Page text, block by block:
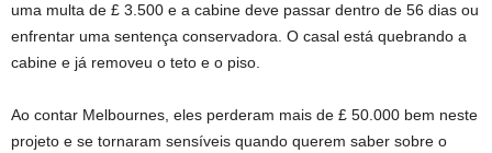
uma multa de £ 3.500 e a cabine deve passar dentro de 56 dias ou
enfrentar uma sentença conservadora. O casal está quebrando a
cabine e já removeu o teto e o piso.
Ao contar Melbournes, eles perderam mais de £ 50.000 bem neste
projeto e se tornaram sensíveis quando querem saber sobre o